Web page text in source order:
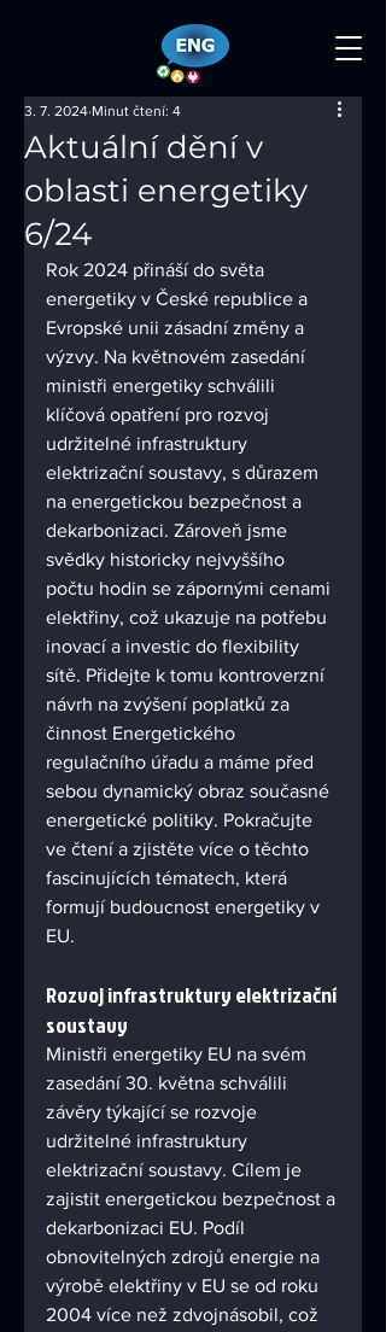
Aktuální dění v
oblasti energetiky
6/24
3. 7. 2024 Minut čtení: 4
Rok 2024 přináší do světa
energetiky v České republice a
Evropské unii zásadní změny a
výzvy. Na květnovém zasedání
ministři energetiky schválili
klíčová opatření pro rozvoj
udržitelné infrastruktury
elektrizační soustavy, s důrazem
na energetickou bezpečnost a
dekarbonizaci. Zároveň jsme
svědky historicky nejvyššího
počtu hodin se zápornými cenami
elektřiny, což ukazuje na potřebu
inovací a investic do flexibility
sítě. Přidejte k tomu kontroverzní
návrh na zvýšení poplatků za
činnost Energetického
regulačního úřadu a máme před
sebou dynamický obraz současné
energetické politiky. Pokračujte
ve čtení a zjistěte více o těchto
fascinujících tématech, která
formují budoucnost energetiky v
EU.
Rozvoj infrastruktury elektrizační
soustavy
Ministři energetiky EU na svém
zasedání 30. května schválili
závěry týkající se rozvoje
udržitelné infrastruktury
elektrizační soustavy. Cílem je
zajistit energetickou bezpečnost a
dekarbonizaci EU. Podíl
obnovitelných zdrojů energie na
výrobě elektřiny v EU se od roku
2004 více než zdvojnásobil, což